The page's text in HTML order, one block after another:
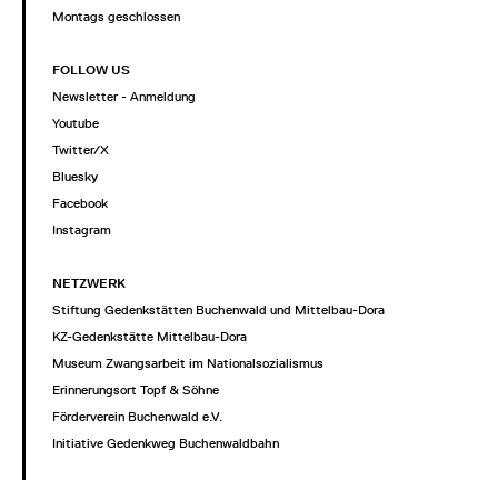
Montags geschlossen
FOLLOW US
Newsletter - Anmeldung
Youtube
Twitter/X
Bluesky
Facebook
Instagram
NETZWERK
Stiftung Gedenkstätten Buchenwald und Mittelbau-Dora
KZ-Gedenkstätte Mittelbau-Dora
Museum Zwangsarbeit im Nationalsozialismus
Erinnerungsort Topf & Söhne
Förderverein Buchenwald e.V.
Initiative Gedenkweg Buchenwaldbahn